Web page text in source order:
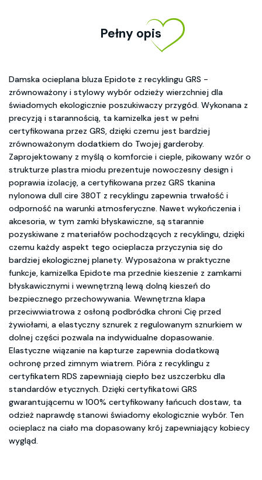
Pełny opis
Damska ocieplana bluza Epidote z recyklingu GRS -
zrównoważony i stylowy wybór odzieży wierzchniej dla
świadomych ekologicznie poszukiwaczy przygód. Wykonana z
precyzją i starannością, ta kamizelka jest w pełni
certyfikowana przez GRS, dzięki czemu jest bardziej
zrównoważonym dodatkiem do Twojej garderoby.
Zaprojektowany z myślą o komforcie i cieple, pikowany wzór o
strukturze plastra miodu prezentuje nowoczesny design i
poprawia izolację, a certyfikowana przez GRS tkanina
nylonowa dull cire 380T z recyklingu zapewnia trwałość i
odporność na warunki atmosferyczne. Nawet wykończenia i
akcesoria, w tym zamki błyskawiczne, są starannie
pozyskiwane z materiałów pochodzących z recyklingu, dzięki
czemu każdy aspekt tego ocieplacza przyczynia się do
bardziej ekologicznej planety. Wyposażona w praktyczne
funkcje, kamizelka Epidote ma przednie kieszenie z zamkami
błyskawicznymi i wewnętrzną lewą dolną kieszeń do
bezpiecznego przechowywania. Wewnętrzna klapa
przeciwwiatrowa z osłoną podbródka chroni Cię przed
żywiołami, a elastyczny sznurek z regulowanym sznurkiem w
dolnej części pozwala na indywidualne dopasowanie.
Elastyczne wiązanie na kapturze zapewnia dodatkową
ochronę przed zimnym wiatrem. Pióra z recyklingu z
certyfikatem RDS zapewniają ciepło bez uszczerbku dla
standardów etycznych. Dzięki certyfikatowi GRS
gwarantującemu w 100% certyfikowany łańcuch dostaw, ta
odzież naprawdę stanowi świadomy ekologicznie wybór. Ten
ocieplacz na ciało ma dopasowany krój zapewniający kobiecy
wygląd.